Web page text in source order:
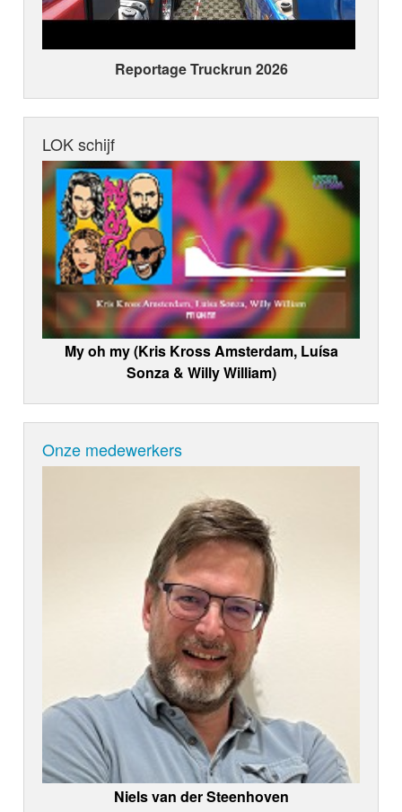
Reportage Truckrun 2026
LOK schijf
My oh my (Kris Kross Amsterdam, Luísa
Sonza & Willy William)
Onze medewerkers
Niels van der Steenhoven